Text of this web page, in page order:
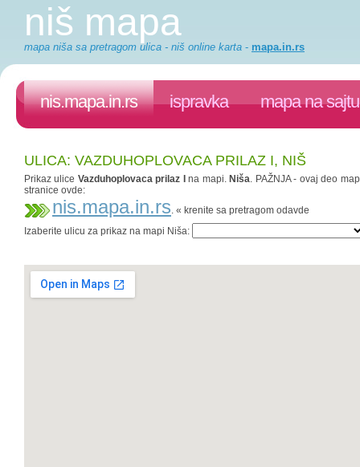
niš mapa
mapa niša sa pretragom ulica - niš online karta - mapa.in.rs
nis.mapa.in.rs ispravka mapa na sajtu
ULICA: VAZDUHOPLOVACA PRILAZ I, NIŠ
Prikaz ulice Vazduhoplovaca prilaz I na mapi. Niša. PAŽNJA - ovaj deo
stranice ovde:
nis.mapa.in.rs. « krenite sa pretragom odavde
Izaberite ulicu za prikaz na mapi Niša: